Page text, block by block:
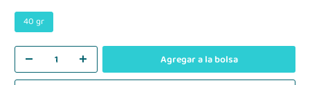
40 gr
Agregar a la bolsa